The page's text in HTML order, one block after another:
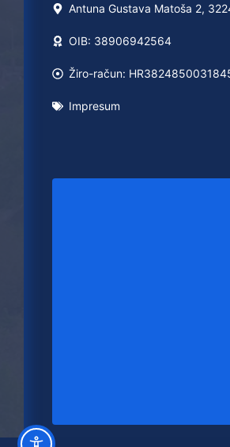
Antuna Gustava Matoša 2,
OIB: 38906942564
Žiro-račun:
Impresum